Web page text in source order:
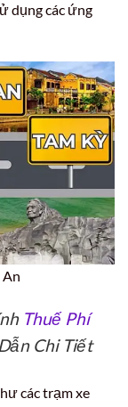
dụng các ứng
An
Thuế Phí
Chi Tiết
các trạm xe